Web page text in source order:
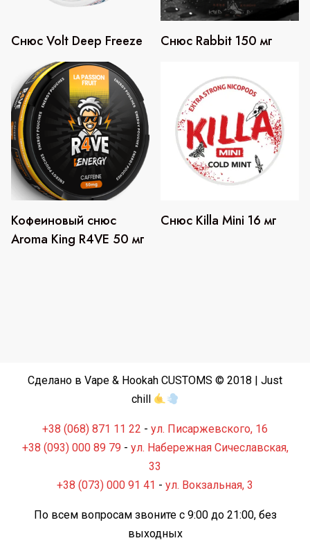
Снюс Volt Deep Freeze Снюс Rabbit 150 мг
Кофеиновый снюс
Aroma King R4VE 50 мг
Снюс Killa Mini 16 мг
Сделано в Vape & Hookah CUSTOMS © 2018 | Just
chill
+38 (068) 871 11 22 - ул. Писаржевского, 16
+38 (093) 000 89 79 - ул. Набережная Сичеславская,
33
+38 (073) 000 91 41 - ул. Вокзальная, 3
По всем вопросам звоните с 9:00 до 21:00, без
выходных